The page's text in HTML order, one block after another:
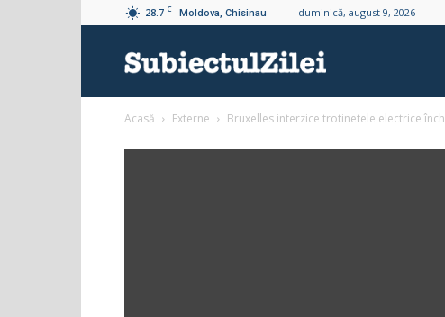
28.7 C Moldova, Chisinau duminică, august 9, 2026
Acasă Externe Bruxelles interzice trotinetele electrice